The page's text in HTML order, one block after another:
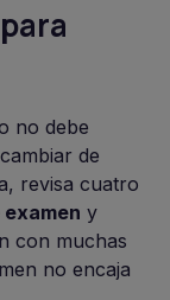
no debe
de
revisa cuatro
y
con muchas
no encaja